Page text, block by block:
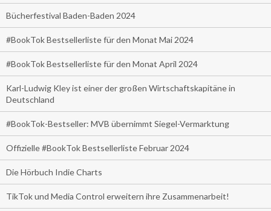
Bücherfestival Baden-Baden 2024
#BookTok Bestsellerliste für den Monat Mai 2024
#BookTok Bestsellerliste für den Monat April 2024
Karl-Ludwig Kley ist einer der großen Wirtschaftskapitäne in
Deutschland
#BookTok-Bestseller: MVB übernimmt Siegel-Vermarktung
Offizielle #BookTok Bestsellerliste Februar 2024
Die Hörbuch Indie Charts
TikTok und Media Control erweitern ihre Zusammenarbeit!